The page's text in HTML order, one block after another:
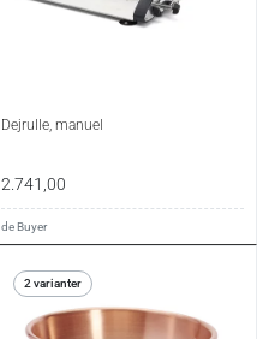
Dejrulle, manuel
2.741,00
de Buyer
2 varianter